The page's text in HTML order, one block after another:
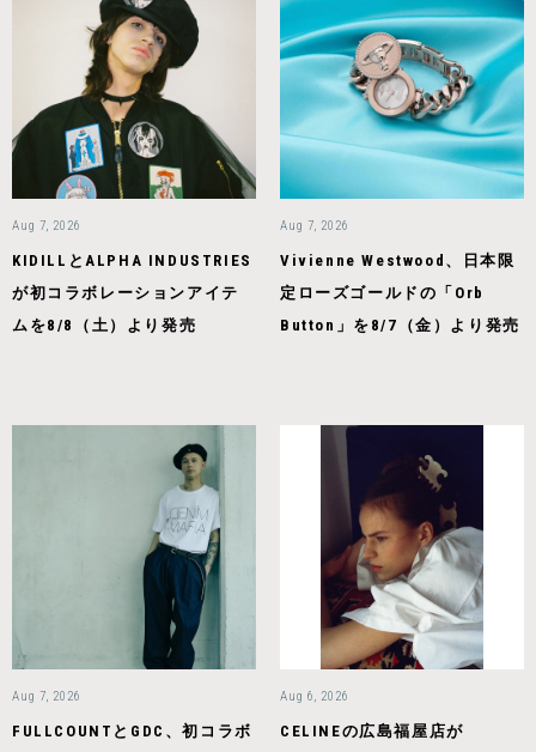
Aug 7, 2026
KIDILLとALPHA INDUSTRIES
が初コラボレーションアイテ
ムを8/8（土）より発売
Aug 7, 2026
Vivienne Westwood、日本限
定ローズゴールドの「Orb
Button」を8/7（金）より発売
Aug 7, 2026
FULLCOUNTとGDC、初コラボ
Aug 6, 2026
CELINEの広島福屋店が